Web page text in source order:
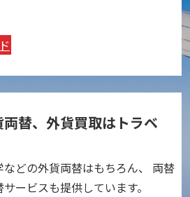
替、外貨買取はトラベ
どの外貨両替はもちろん、 両替
ービスも提供しています。